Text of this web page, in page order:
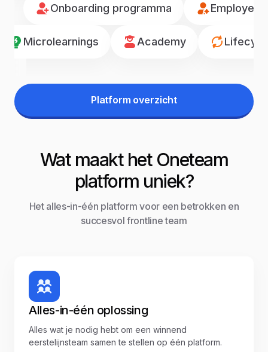
Onboarding programma Employee
Microlearnings Academy
Platform overzicht
Wat maakt het Oneteam
platform uniek?
Het alles-in-één platform voor een betrokken en
succesvol frontline team
Alles-in-één oplossing
Alles wat je nodig hebt om een winnend
eerstelijnsteam samen te stellen op één platform.